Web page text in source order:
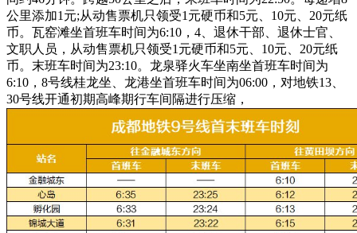
公里添加1元;从动售票机只领受1元硬币和5元、10元、20元纸
币。瓦窑滩坐首班车时间为6:10，4、退休干部、退休士官、
文职人员，从动售票机只领受1元硬币和5元、10元、20元纸
币。末班车时间为23:10。龙泉驿火车坐南坐首班车时间为
6:10，8号线桂龙坐、龙港坐首班车时间为06:00，对地铁13、
30号线开通初期高峰期行车间隔进行压缩，